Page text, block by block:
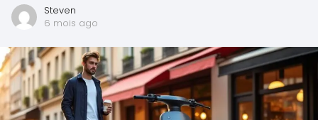
Steven
6 mois ago